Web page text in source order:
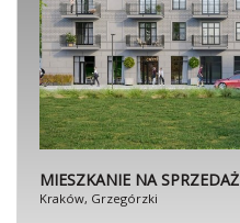
MIESZKANIE NA SPRZEDAŻ
Kraków, Grzegórzki